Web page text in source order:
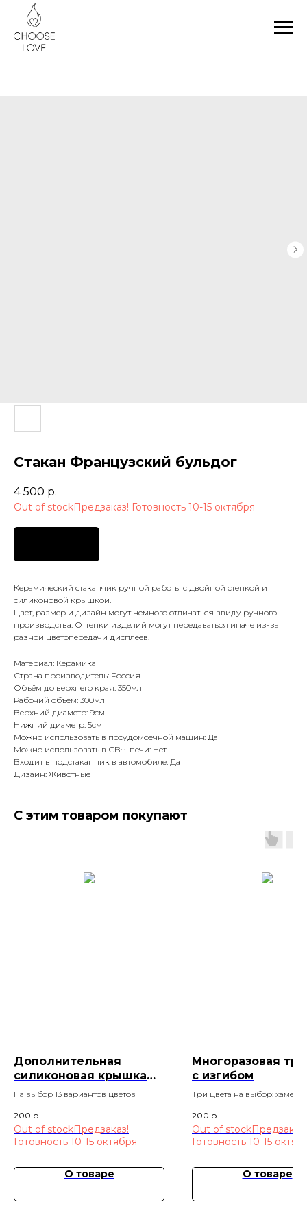
Стакан Французский бульдог
4 500 р.
Out of stock
Керамический стаканчик ручной работы с двойной стенкой и
силиконовой крышкой.
Цвет, размер и дизайн могут немного отличаться ввиду ручного
производства. Оттенки изделий могут передаваться иначе из-за
разной цветопередачи дисплеев.
Материал: Керамика
Страна производитель: Россия
Объём до верхнего края: 350мл
Рабочий объем: 300мл
Верхний диаметр: 9см
Нижний диаметр: 5см
Можно использовать в посудомоечной машин: Да
Можно использовать в СВЧ-печи: Нет
Входит в подстаканник в автомобиле: Да
Дизайн: Животные
С этим товаром покупают
Дополнительная
силиконовая крышка
для стаканчиков
На выбор 13 вариантов цветов
200 р.
Out of stock
О товаре
Многоразовая
с изгибом
Три цвета на выбор:
200 р.
Out of stock
О товаре